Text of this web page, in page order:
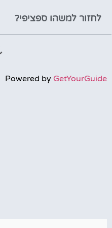
לחזור למשהו ספציפי?
Powered by GetYourGuide